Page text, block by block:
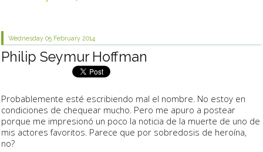
Wednesday 05 February 2014
Philip Seymur Hoffman
Probablemente esté escribiendo mal el nombre. No estoy en
condiciones de chequear mucho. Pero me apuro a postear
porque me impresionó un poco la noticia de la muerte de uno de
mis actores favoritos. Parece que por sobredosis de heroína,
no?